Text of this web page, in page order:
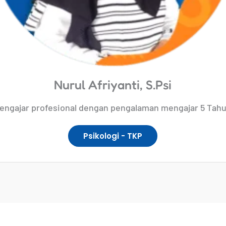
Nurul Afriyanti, S.Psi
profesional dengan pengalaman mengajar 5
Psikologi - TKP